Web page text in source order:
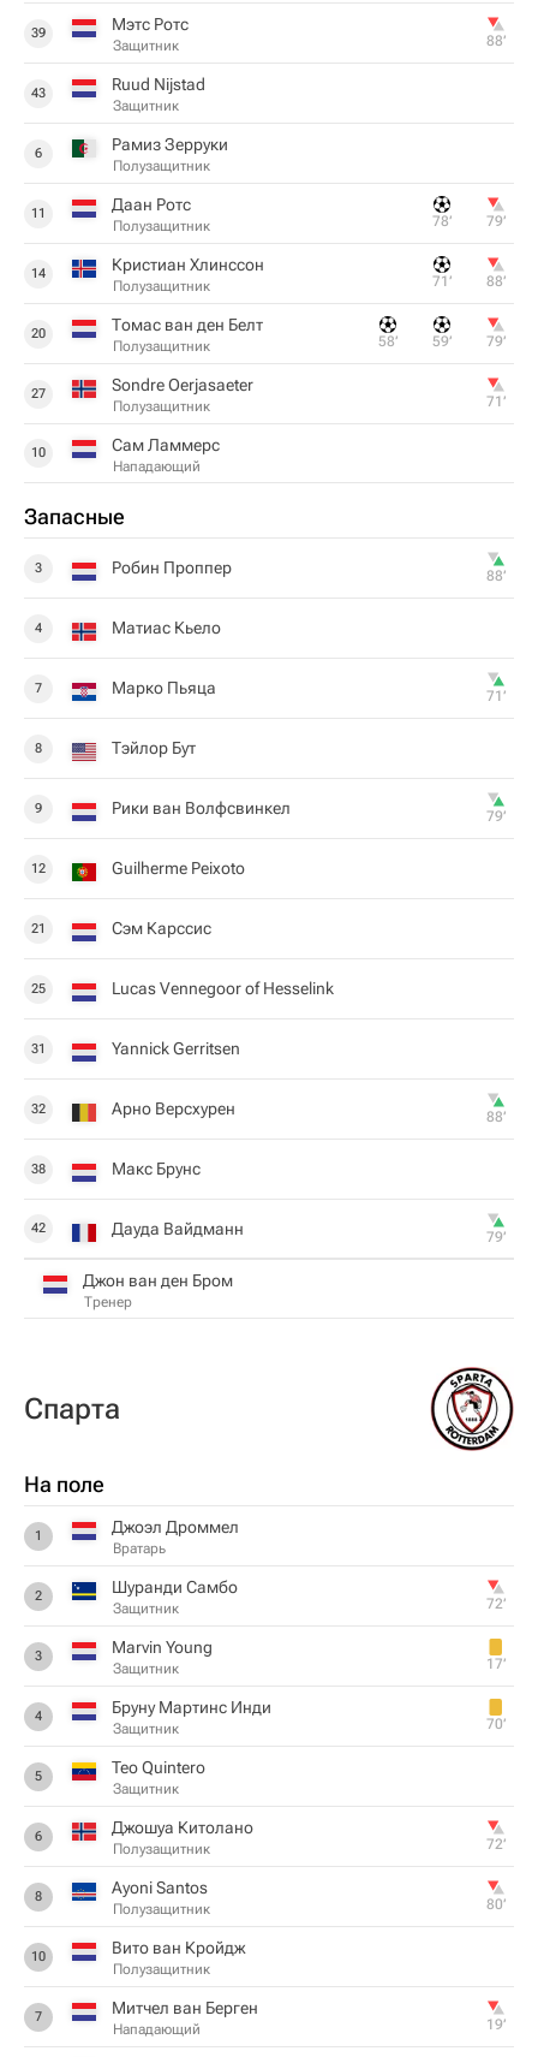
39 Мэтс Ротс
Защитник 88‎’‎
43 Ruud Nijstad
Защитник
6 Рамиз Зерруки
Полузащитник
11 Даан Ротс
Полузащитник 78‎’‎ 79‎’‎
14 Кристиан Хлинссон
Полузащитник 71‎’‎ 88‎’‎
20 Томас ван ден Белт
Полузащитник 58‎’‎ 59‎’‎ 79‎’‎
27 Sondre Oerjasaeter
Полузащитник 71‎’‎
10 Сам Ламмерс
Нападающий
Запасные
3 Робин Проппер 88‎’‎
4 Матиас Кьело
7 Марко Пьяца 71‎’‎
8 Тэйлор Бут
9 Рики ван Волфсвинкел 79‎’‎
12 Guilherme Peixoto
21 Сэм Карссис
25 Lucas Vennegoor of Hesselink
31 Yannick Gerritsen
32 Арно Версхурен 88‎’‎
38 Макс Брунс
42 Дауда Вайдманн 79‎’‎
Джон ван ден Бром
Тренер
Спарта
На поле
1 Джоэл Дроммел
Вратарь
2 Шуранди Самбо
Защитник 72‎’‎
3 Marvin Young
Защитник 17‎’‎
4 Бруну Мартинс Инди
Защитник 70‎’‎
5 Teo Quintero
Защитник
6 Джошуа Китолано
Полузащитник 72‎’‎
8 Ayoni Santos
Полузащитник 80‎’‎
10 Вито ван Кройдж
Полузащитник
7 Митчел ван Берген
Нападающий 19‎’‎